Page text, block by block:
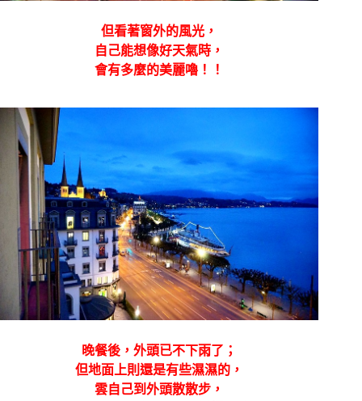
但看著窗外的風光，
自己能想像好天氣時，
會有多麼的美麗嚕！！
晚餐後，外頭已不下雨了；
但地面上則還是有些濕濕的，
雲自己到外頭散散步，